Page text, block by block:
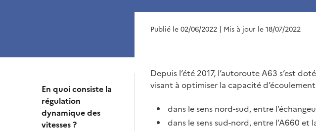
En quoi consiste la
régulation
dynamique des
vitesses ?
Publié le 02/06/2022 | Mis à jour le 18/07/2022
Depuis l’été 2017, l’autoroute A63 s’est
visant à optimiser la capacité
dans le sens nord-sud, entre
dans le sens sud-nord, entre l’A660 et